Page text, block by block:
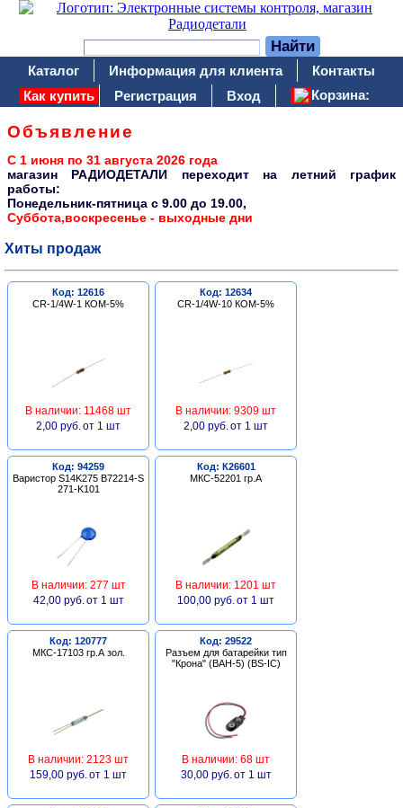
Каталог Информация для клиента
Контакты
Как купить
Регистрация Вход Корзина:
Объявление
С 1 июня по 31 августа 2026 года
магазин РАДИОДЕТАЛИ переходит на летний график
работы:
Понедельник-пятница c 9.00 до 19.00,
Суббота,воскресенье - выходные дни
Хиты продаж
Код: 12616
CR-1/4W-1 КОМ-5%
В наличии: 11468 шт
2,00 руб. от 1 шт
Код: 12634
CR-1/4W-10 КОМ-5%
В наличии: 9309 шт
2,00 руб. от 1 шт
Код: 94259
Варистор S14K275 B72214-S
271-K101
В наличии: 277 шт
42,00 руб. от 1 шт
Код: К26601
МКС-52201 гр.А
В наличии: 1201 шт
100,00 руб. от 1 шт
Код: 120777
МКС-17103 гр.А зол.
В наличии: 2123 шт
159,00 руб. от 1 шт
Код: 29522
Разъем для батарейки тип
"Крона" (BAH-5) (BS-IC)
В наличии: 68 шт
30,00 руб. от 1 шт